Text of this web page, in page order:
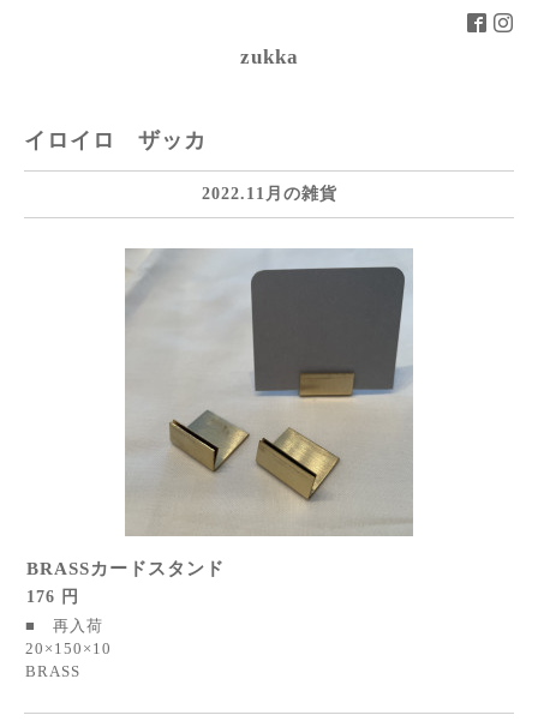
zukka
イロイロ ザッカ
2022.11月の雑貨
BRASSカードスタンド
176 円
■ 再入荷
20×150×10
BRASS